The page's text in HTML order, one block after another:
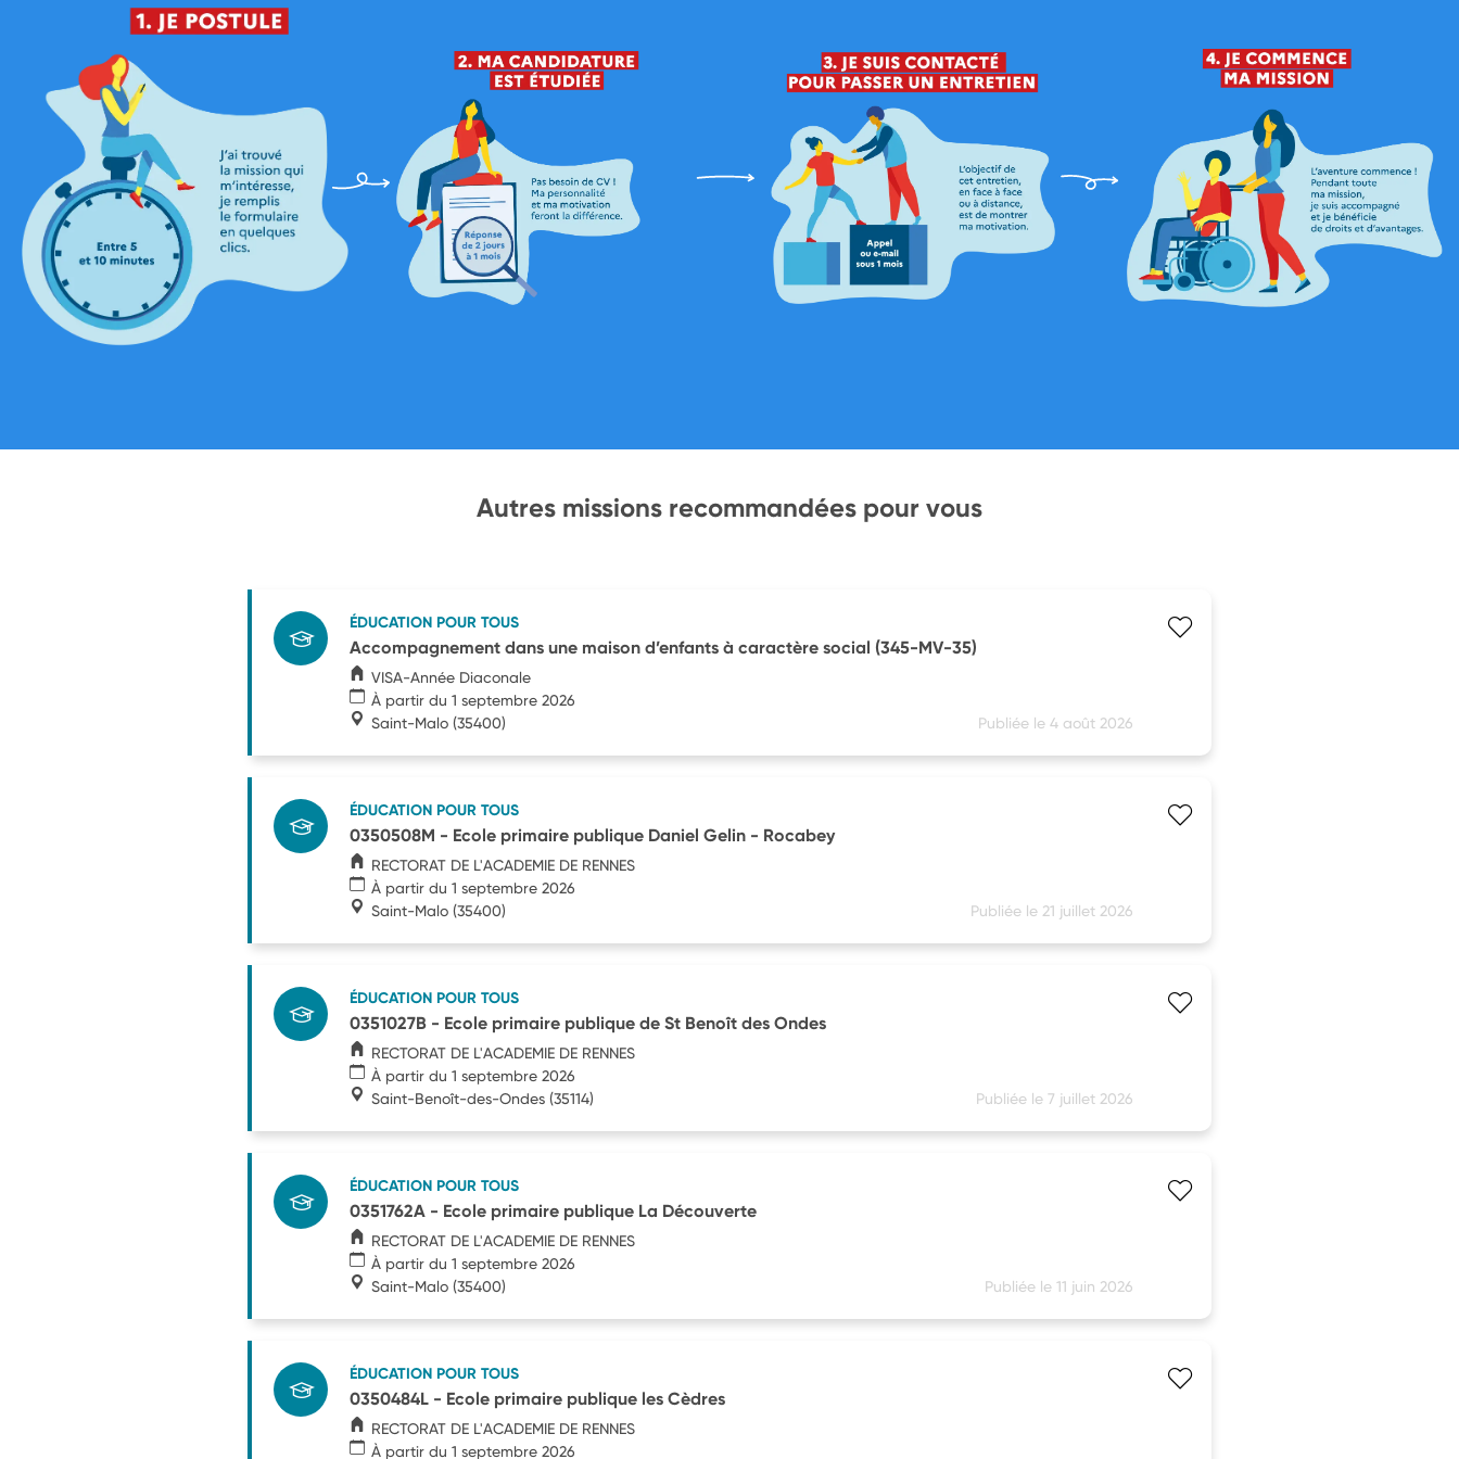
Autres missions recommandées pour vous
ÉDUCATION POUR TOUS
Accompagnement dans une maison d’enfants à caractère social (345-MV-35)
VISA-Année Diaconale
À partir du 1 septembre 2026
Saint-Malo (35400) Publiée le 4 août 2026
ÉDUCATION POUR TOUS
0350508M - Ecole primaire publique Daniel Gelin - Rocabey
RECTORAT DE L'ACADEMIE DE RENNES
À partir du 1 septembre 2026
Saint-Malo (35400) Publiée le 21 juillet 2026
ÉDUCATION POUR TOUS
0351027B - Ecole primaire publique de St Benoît des Ondes
RECTORAT DE L'ACADEMIE DE RENNES
À partir du 1 septembre 2026
Saint-Benoît-des-Ondes (35114) Publiée le 7 juillet 2026
ÉDUCATION POUR TOUS
0351762A - Ecole primaire publique La Découverte
RECTORAT DE L'ACADEMIE DE RENNES
À partir du 1 septembre 2026
Saint-Malo (35400) Publiée le 11 juin 2026
ÉDUCATION POUR TOUS
0350484L - Ecole primaire publique les Cèdres
RECTORAT DE L'ACADEMIE DE RENNES
À partir du 1 septembre 2026